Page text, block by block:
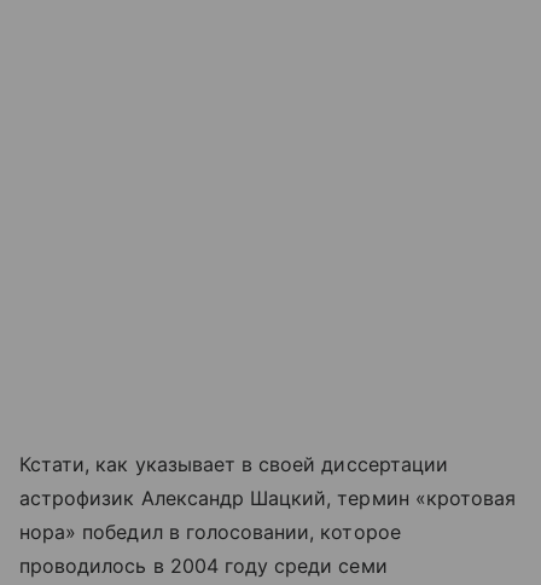
Кстати, как указывает в своей диссертации
астрофизик Александр Шацкий, термин «кротовая
нора» победил в голосовании, которое
проводилось в 2004 году среди семи